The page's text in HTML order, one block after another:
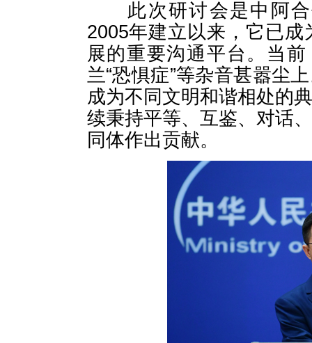
此次研讨会是中阿合
2005年建立以来，它已
展的重要沟通平台。当前
兰“恐惧症”等杂音甚嚣尘
成为不同文明和谐相处的
续秉持平等、互鉴、对话
同体作出贡献。